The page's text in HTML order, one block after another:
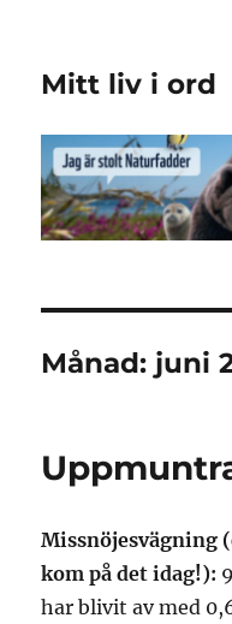
Mitt liv i ord
Månad: juni
Missnöjesvägning
kom på det idag!):
har blivit av med